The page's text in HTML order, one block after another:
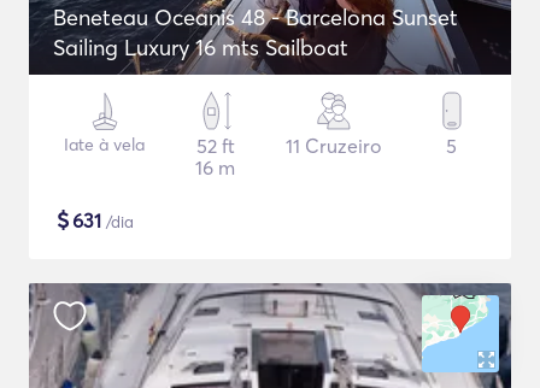
Beneteau Oceanis 48 - Barcelona Sunset
Sailing Luxury 16 mts Sailboat
Iate à vela
52 ft
16 m
11 Cruzeiro 5
$631 /dia